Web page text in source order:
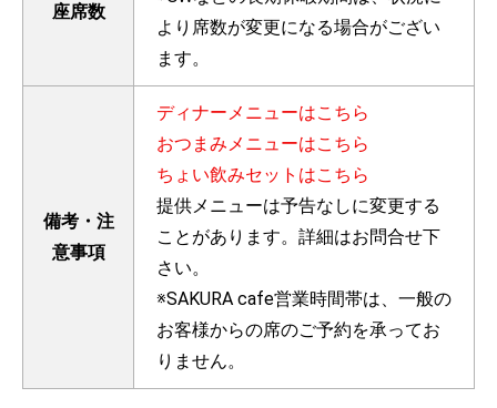
座席数
より席数が変更になる場合がござい
ます。
備考・注
意事項
ディナーメニューはこちら
おつまみメニューはこちら
ちょい飲みセットはこちら
提供メニューは予告なしに変更する
ことがあります。詳細はお問合せ下
さい。
※SAKURA cafe営業時間帯は、一般の
お客様からの席のご予約を承ってお
りません。